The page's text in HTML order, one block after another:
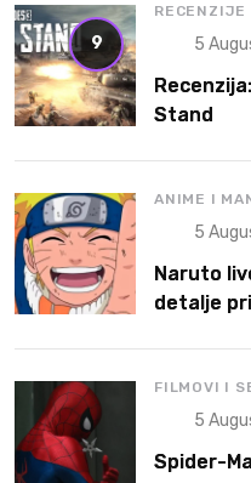
9
RECENZIJE
5
Stand
ANIME I
5
Naruto
detalje
FILMOVI I
5
Spider-